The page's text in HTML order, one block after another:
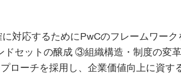
対応するためにPwCのフレームワーク
セットの醸成 ③組織構造・制度の変
ローチを採用し、企業価値向上に資す